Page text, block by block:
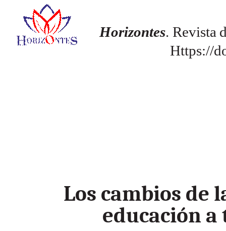
Horizontes. Revista
Https://
Los cambios de
educación